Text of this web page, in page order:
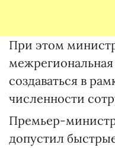
При этом
создаваться в
численности
Премьер-
допустил